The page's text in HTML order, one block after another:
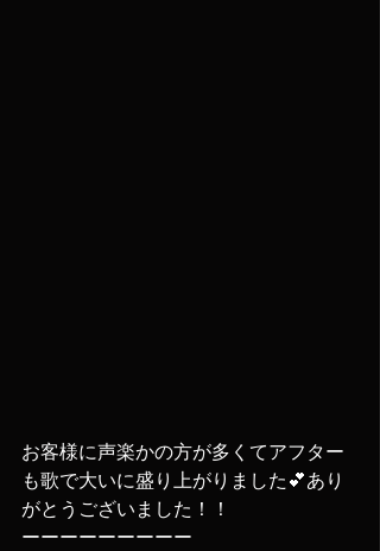
お客様に声楽かの方が多くてアフター
も歌で大いに盛り上がりました💕あり
がとうございました！！
ーーーーーーーーー